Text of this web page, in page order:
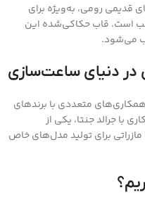
قدیمی رومی، به‌ویژه برای
است. قاب حکاکی‌شده این
می‌شود.
در دنیای ساعت‌سازی
متعددی با برندهای
با جرالد جنتا، یکی از
برای تولید مدل‌های خاص